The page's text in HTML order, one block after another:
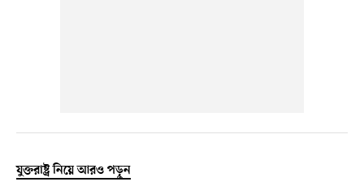
যুক্তরাষ্ট্র নিয়ে আরও পড়ুন